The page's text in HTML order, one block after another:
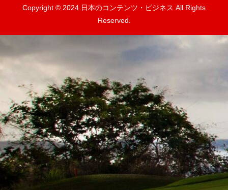
Copyright © 2024 日本のコンテンツ・ビジネス All Rights
Reserved.